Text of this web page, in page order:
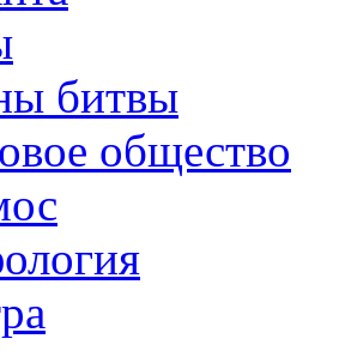
битвы
общество